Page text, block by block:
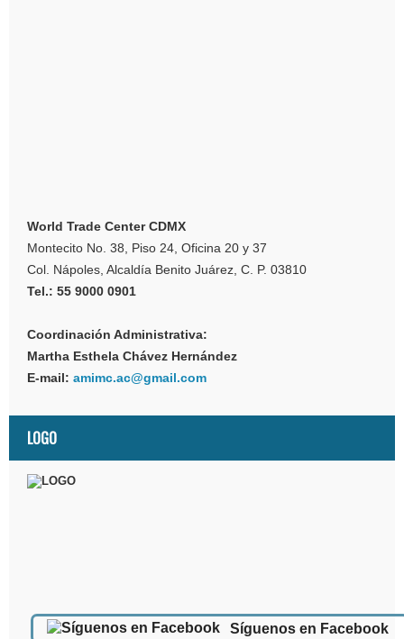
World Trade Center CDMX
Montecito No. 38, Piso 24, Oficina 20 y 37
Col. Nápoles, Alcaldía Benito Juárez, C. P. 03810
Tel.: 55 9000 0901
Coordinación Administrativa:
Martha Esthela Chávez Hernández
E-mail: amimc.ac@gmail.com
LOGO
Síguenos en Facebook